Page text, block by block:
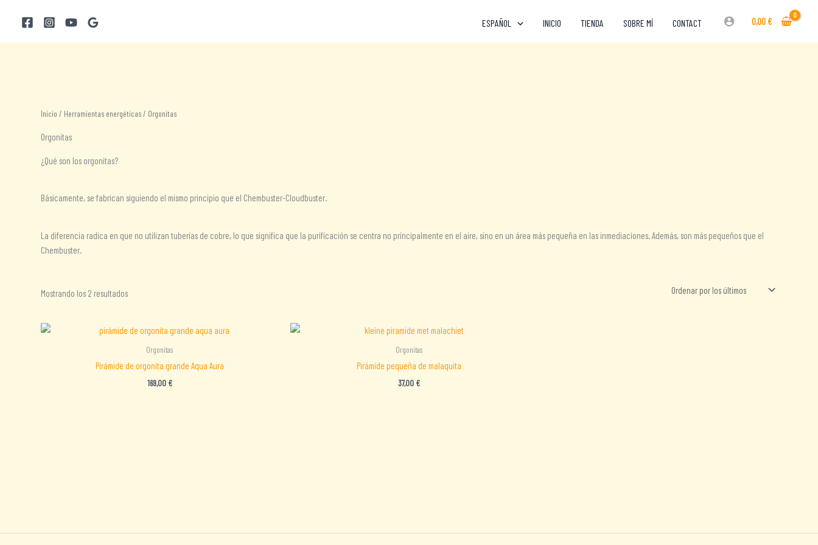
ESPAÑOL INICIO TIENDA SOBRE MÍ CONTACT 0,00 €
Inicio / Herramientas energéticas/ Orgonitas
Orgonitas
¿Qué son los orgonitas?
Básicamente, se fabrican siguiendo el mismo principio que el Chembuster-Cloudbuster.
La diferencia radica en que no utilizan tuberías de cobre, lo que significa que la purificación se centra no principalmente en el aire, sino en un área más pequeña en las inmediaciones. Además, son más pequeños que el
Chembuster.
Mostrando los 2 resultadosOrdenado
Orgonitas
Pirámide de orgonita grande Aqua Aura
169,00 €
Orgonitas
Pirámide pequeña de malaquita
37,00 €